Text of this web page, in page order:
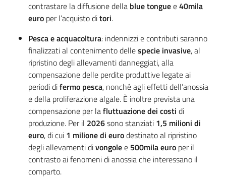
contrastare la diffusione della blue tonguee40mila
euro per l’acquisto ditori.
Pescaeacquacoltura: indennizzi e contributi saranno
finalizzati al contenimento dellespecie invasive, al
ripristino degli allevamenti danneggiati, alla
compensazione delle perdite produttive legate ai
periodi difermo pesca, nonché agli effetti dell’anossia
e della proliferazione algale. È inoltre prevista una
compensazione per lafluttuazione dei costi di
produzione. Per il 2026sono stanziati 1,5 milioni di
euro, di cui 1 milione di eurodestinato al ripristino
degli allevamenti divongolee 500mila euro per il
contrasto ai fenomeni di anossia che interessano il
comparto.